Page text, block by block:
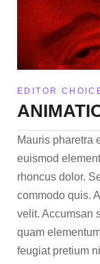
EDITOR
Mauris pharetra
euismod
rhoncus dolor.
commodo quis.
velit. Accumsan
quam
feugiat pretium